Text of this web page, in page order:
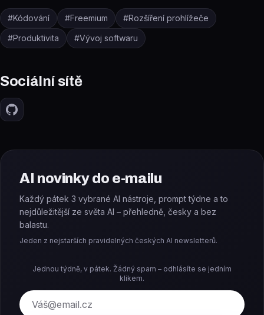
#Kódování #Freemium #Rozšíření prohlížeče
#Produktivita #Vývoj softwaru
Sociální sítě
AI novinky do e-mailu
Každý pátek 3 vybrané AI nástroje, prompt týdne a to
nejdůležitější ze světa AI – přehledně, česky a bez
balastu.
Jeden z nejstarších pravidelných českých AI newsletterů.
Jednou týdně, v pátek. Žádný spam – odhlásíte se jedním
klikem.
E-mail